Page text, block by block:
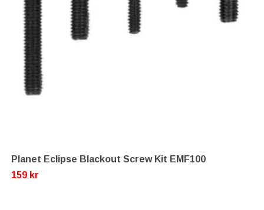
Planet Eclipse Blackout Screw Kit EMF100
159 kr